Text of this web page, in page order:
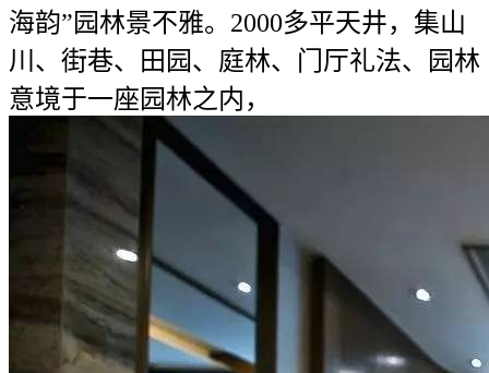
海韵”园林景不雅。2000多平天井，集山
川、街巷、田园、庭林、门厅礼法、园林
意境于一座园林之内，